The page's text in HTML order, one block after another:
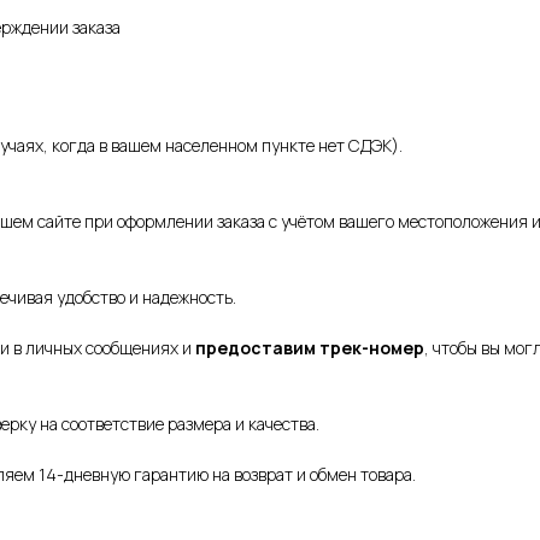
заказа
когда в вашем населенном пункте нет СДЭК).
сайте при оформлении заказа с учётом вашего
удобство и надежность.
в личных сообщениях и предоставим трек-номер, чтобы вы
на соответствие размера и качества.
14-дневную гарантию на возврат и обмен товара.